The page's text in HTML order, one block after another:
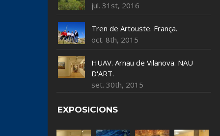
jul. 31st, 2016
Tren de Artouste. França.
oct. 8th, 2015
HUAV. Arnau de Vilanova. NAU
D'ART.
set. 30th, 2015
EXPOSICIONS